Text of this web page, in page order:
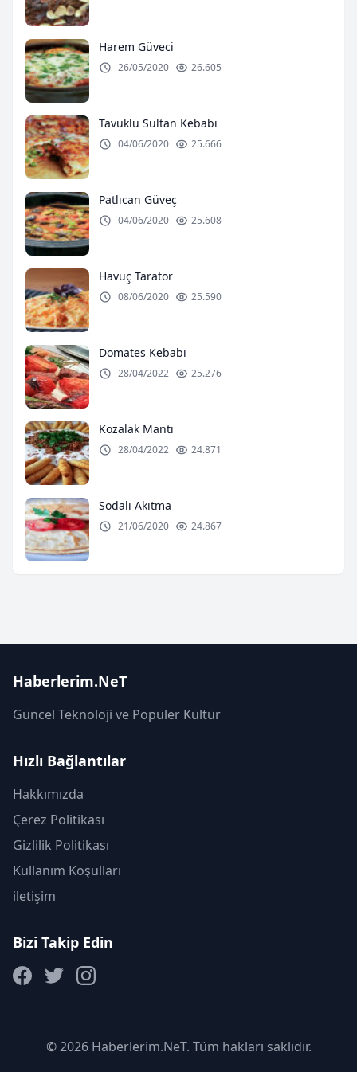
Harem Güveci
26/05/2020 26.605
Tavuklu Sultan Kebabı
04/06/2020 25.666
Patlıcan Güveç
04/06/2020 25.608
Havuç Tarator
08/06/2020 25.590
Domates Kebabı
28/04/2022 25.276
Kozalak Mantı
28/04/2022 24.871
Sodalı Akıtma
21/06/2020 24.867
Haberlerim.NeT
Güncel Teknoloji ve Popüler Kültür
Hızlı Bağlantılar
Hakkımızda
Çerez Politikası
Gizlilik Politikası
Kullanım Koşulları
iletişim
Bizi Takip Edin
© 2026 Haberlerim.NeT. Tüm hakları saklıdır.